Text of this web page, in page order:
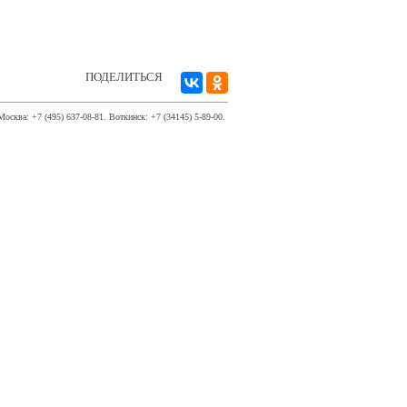
ПОДЕЛИТЬСЯ
+7 (495) 637-08-81. Воткинск: +7 (34145) 5-89-00.